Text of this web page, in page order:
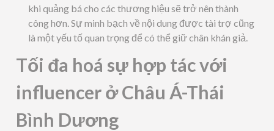
khi quảng bá cho các thương hiệu sẽ trở nên thành
công hơn. Sự minh bạch về nội dung được tài trợ cũng
là một yếu tố quan trọng để có thể giữ chân khán giả.
Tối đa hoá sự hợp tác với
influencer ở Châu Á-Thái
Bình Dương